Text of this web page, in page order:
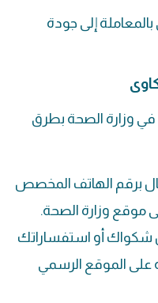
إلى جودة
وزارة الصحة بطرق
برقم الهاتف المخصص
موقع وزارة الصحة.
شكواك أو استفساراتك
على الموقع الرسمي